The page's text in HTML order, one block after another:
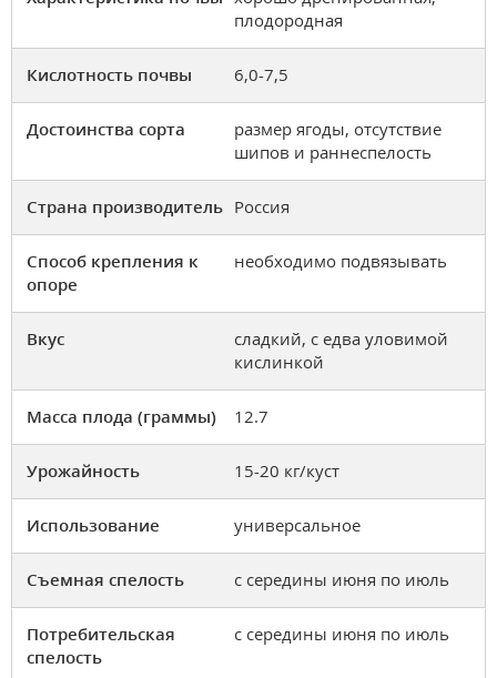
плодородная
Кислотность почвы 6,0-7,5
Достоинства сорта
размер ягоды, отсутствие
шипов и раннеспелость
Страна производитель Россия
Способ крепления к
опоре
необходимо подвязывать
Вкус
сладкий, с едва уловимой
кислинкой
Масса плода (граммы) 12.7
Урожайность 15-20 кг/куст
Использование универсальное
Съемная спелость с середины июня по июль
Потребительская
спелость
с середины июня по июль